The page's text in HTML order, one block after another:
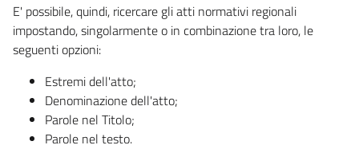
E' possibile, quindi, ricercare gli atti normativi regionali
impostando, singolarmente o in combinazione tra loro, le
seguenti opzioni:
Estremi dell'atto;
Denominazione dell'atto;
Parole nel Titolo;
Parole nel testo.